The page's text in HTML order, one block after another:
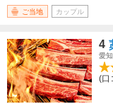
ご当地 カップル
4
愛
(口